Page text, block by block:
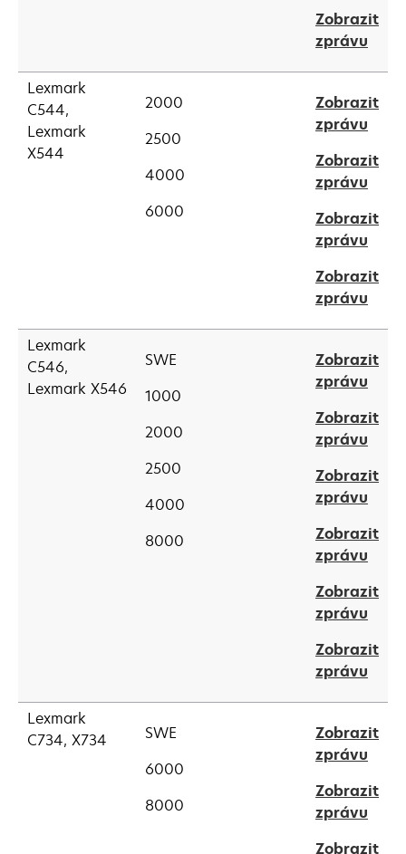
tab
a
new
tab
Zobrazit
zprávu
new
tab
Lexmark
C544,
Lexmark
X544
2000
2500
4000
6000
Zobrazit
zprávu
a
new
tab
Zobrazit
zprávu
a
new
tab
Zobrazit
zprávu
a
new
tab
Zobrazit
zprávu
new
tab
Lexmark
C546,
Lexmark X546
SWE
1000
2000
2500
4000
8000
Zobrazit
zprávu
a
new
tab
Zobrazit
zprávu
a
new
tab
Zobrazit
zprávu
a
new
tab
Zobrazit
zprávu
a
new
tab
Zobrazit
zprávu
a
new
tab
Zobrazit
zprávu
new
tab
Lexmark
C734, X734
SWE
6000
8000
Zobrazit
zprávu
a
new
tab
Zobrazit
zprávu
Zobrazit